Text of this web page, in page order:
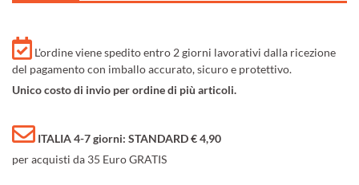
L'ordine viene spedito entro 2 giorni lavorativi dalla ricezione
del pagamento con imballo accurato, sicuro e protettivo.
Unico costo di invio per ordine di più articoli.
ITALIA 4-7 giorni: STANDARD € 4,90
per acquisti da 35 Euro GRATIS